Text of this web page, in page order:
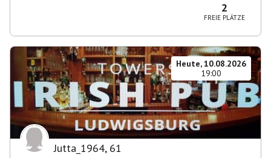
2
FREIE PLÄTZE
Heute, 10.08.2026
19:00
Jutta_1964, 61